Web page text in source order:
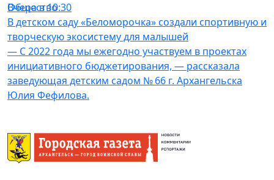
Общество
Вчера в 10:30
В детском саду «Беломорочка» создали спортивную и
творческую экосистему для малышей
— С 2022 года мы ежегодно участвуем в проектах
инициативного бюджетирования, — рассказала
заведующая детским садом № 66 г. Архангельска
Юлия Фефилова.